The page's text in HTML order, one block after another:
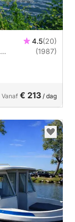
4.5(20)
(1987)
Vanaf € 213 / dag